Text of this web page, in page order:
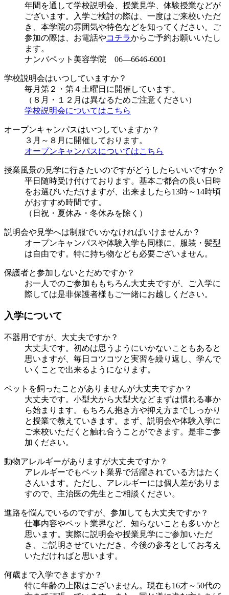
年間を通して学校説明会、授業見学、体験授業などが
ございます。入学ご検討の際は、一度はご来校いただ
き、本学院の雰囲気や特色などを知ってください。ご
参加の際は、お電話やコチラからご予約お願いいたし
ます。
ナンバペット美容学院 06—6646-6001
学校説明会はいつしていますか？
毎月第２・第４土曜日に開催しています。
（８月・１２月は異なるためご注意ください）
学校説明会についてはこちら
オープンキャンパスはいつしていますか？
３月～８月に開催しております。
オープンキャンパスについてはこちら
授業風景の見学に行きたいのですがどうしたらいいですか？
平日随時受け付けております。基本ご都合の良い日時
をお選びいただけますが、出来ましたら13時～14時頃
がおすすめ時間です。
（日祝・夏休み・冬休みを除く）
説明会や見学へは制服でいかなければいけませんか？
オープンキャンパスや体験入学も同様に、服装・髪型
は自由です。特に持ち物なども必要ございません。
保護者と参加しないとだめですか？
お一人でのご参加ももちろん大丈夫ですが、ご入学に
際しては是非保護者様もご一緒にお越しください。
入学について
不器用ですが、大丈夫ですか？
大丈夫です。初めは思うようにいかないこともあると
思いますが、毎日コツコツと実習を繰り返し、学んで
いくことで出来るようになります。
ペットを飼ったことがありませんが大丈夫ですか？
大丈夫です。小型犬から大型犬などまずは慣れる事か
ら始まります。もちろん抱き方や抑え方までしっかり
と授業で教えていきます。まず、説明会や体験入学に
ご来校いただくと触れ合うことができます。是非ご参
加ください。
動物アレルギーがありますが大丈夫ですか？
アレルギーでもペット業界で活躍されている方はたく
さんいます。ただし、アレルギーには個人差がありま
すので、主治医の先生とご相談ください。
進路を悩んでいるのですが、参加しても大丈夫ですか？
仕事内容やペット業界など、知らないことも多いかと
思います。実際に説明会や授業見学にご参加いただ
き、ご説明させていただき、今後の参考としてお考え
いただければと思います。
何歳まで入学できますか？
特に年齢の上限はございません。現在も16才～50代の